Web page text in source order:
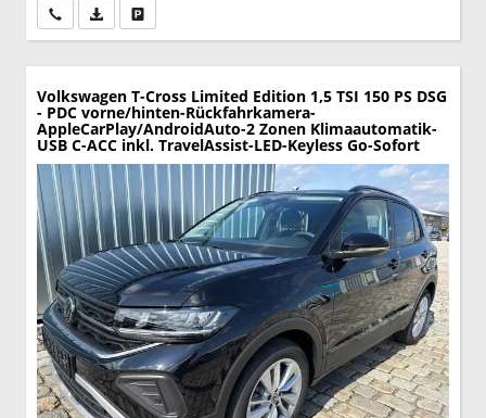
Wir rufen Sie anPDF-Datei, Fahrzeugexposé drucken
Volkswagen T-Cross Limited Edition 1,5 TSI 150 PS DSG
- PDC vorne/hinten-Rückfahrkamera-
AppleCarPlay/AndroidAuto-2 Zonen Klimaautomatik-
USB C-ACC inkl. TravelAssist-LED-Keyless Go-Sofort